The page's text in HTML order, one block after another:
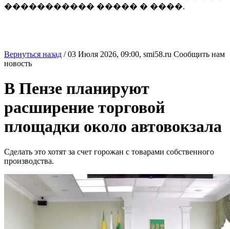
����������� ����� � ����.
Вернуться назад /03 Июля 2026, 09:00, smi58.ru Сообщить нам
новость
В Пензе планируют
расширение торговой
площадки около автовокзала
Сделать это хотят за счет горожан с товарами собственного
производства.